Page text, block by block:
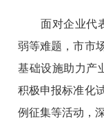
面对企业代表
弱等难题，市市
基础设施助力产
积极申报标准化
例征集等活动，